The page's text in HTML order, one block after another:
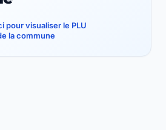
pour visualiser le PLU
la commune